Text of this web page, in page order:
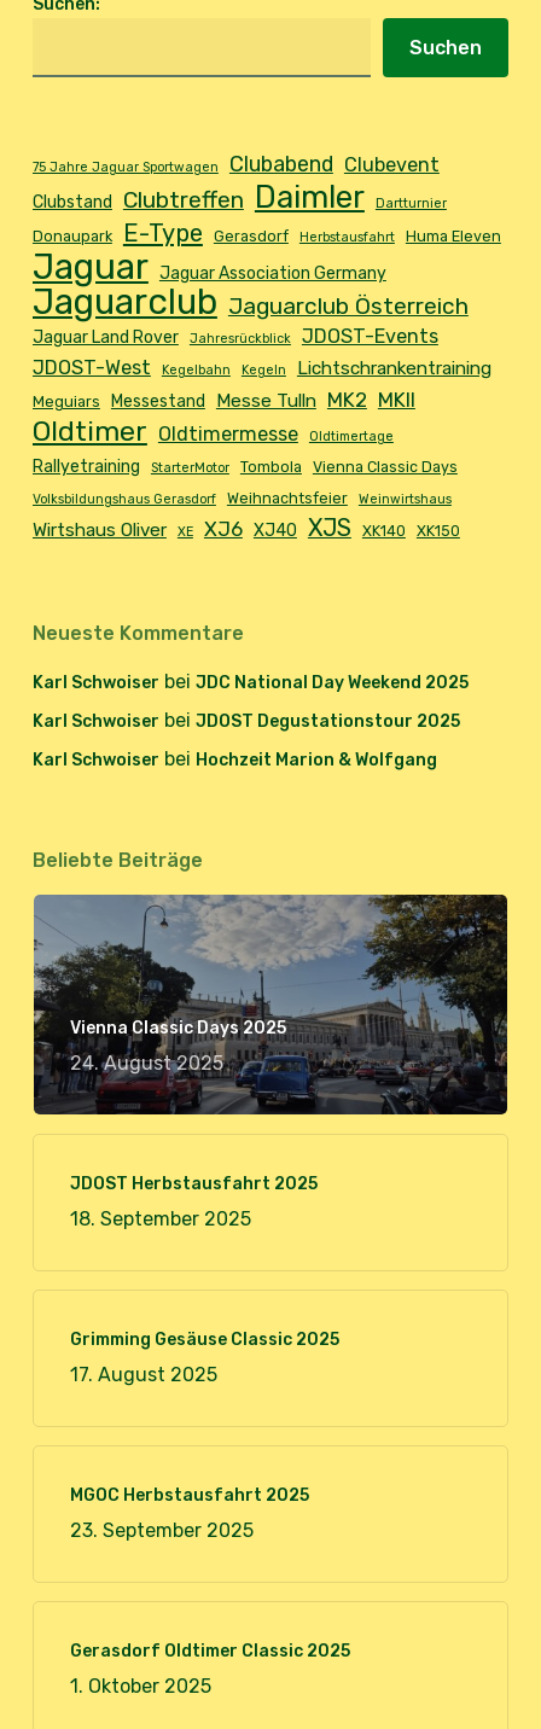
Suchen:
Suchen
75 Jahre Jaguar Sportwagen Clubabend Clubevent
Clubstand Clubtreffen Daimler Dartturnier
Donaupark E-Type Gerasdorf Herbstausfahrt Huma Eleven
Jaguar Jaguar Association Germany
Jaguarclub Jaguarclub Österreich
Jaguar Land Rover Jahresrückblick
JDOST-Events
JDOST-West
Kegelbahn Kegeln Lichtschrankentraining
Meguiars Messestand Messe Tulln MK2 MKII
Oldtimer Oldtimermesse Oldtimertage
Rallyetraining StarterMotor Tombola Vienna Classic Days
Volksbildungshaus Gerasdorf Weihnachtsfeier Weinwirtshaus
Wirtshaus Oliver XE XJ6 XJ40 XJS XK140 XK150
Neueste Kommentare
Karl Schwoiser bei JDC National Day Weekend 2025
Karl Schwoiser bei JDOST Degustationstour 2025
Karl Schwoiser bei Hochzeit Marion & Wolfgang
Beliebte Beiträge
Vienna Classic Days 2025
24. August 2025
JDOST Herbstausfahrt 2025
18. September 2025
Grimming Gesäuse Classic 2025
17. August 2025
MGOC Herbstausfahrt 2025
23. September 2025
Gerasdorf Oldtimer Classic 2025
1. Oktober 2025